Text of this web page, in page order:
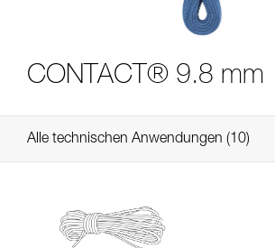
CONTACT® 9.8 mm
Alle technischen Anwendungen 10